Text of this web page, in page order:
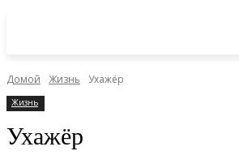
Домой Жизнь Ухажёр
Жизнь
Ухажёр